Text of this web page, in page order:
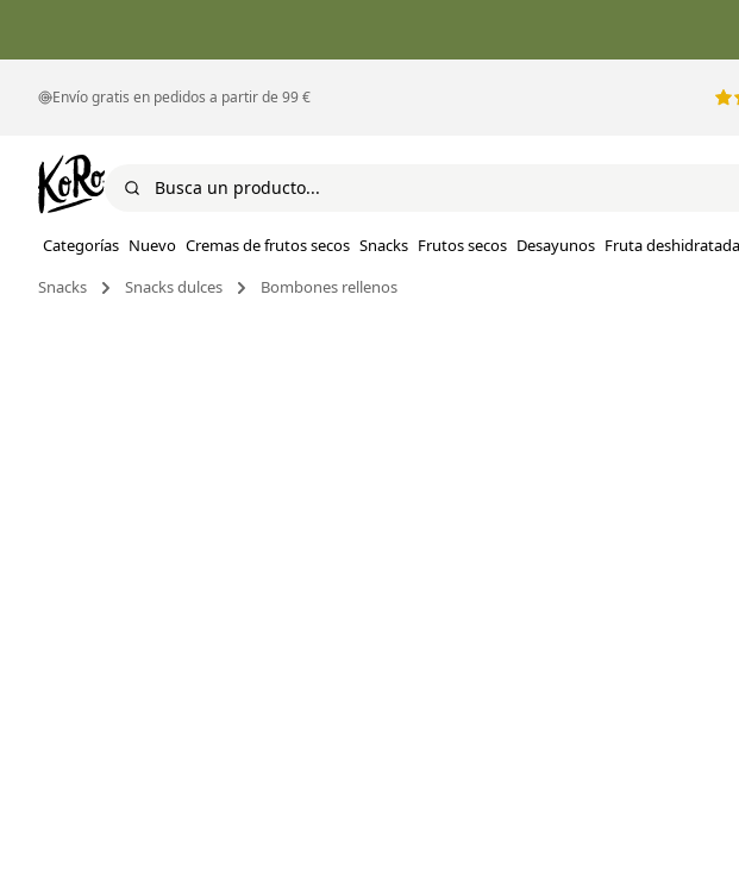
Envío gratis en pedidos a partir de 99 €
Categorías Nuevo Cremas de frutos secos Snacks Frutos secos Desayunos Fruta deshidratada
Snacks
Snacks dulces Bombones rellenos